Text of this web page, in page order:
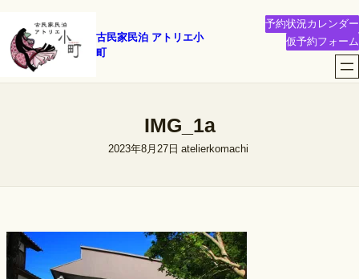
容
を
古民家民泊 アトリエ小
町
予約状況カレンダー
仮予約フォーム
IMG_1a
2023年8月27日 atelierkomachi